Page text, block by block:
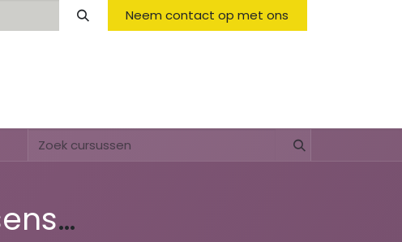
Neem contact op met ons
Di shushi, pa dushi (lessenserie over afval, plastic & recyclen)